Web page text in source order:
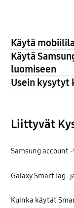
Käytä
Käytä
luomiseen
Usein kysytyt
Liittyvät
Samsung account
Galaxy SmartTag
Kuinka käytät